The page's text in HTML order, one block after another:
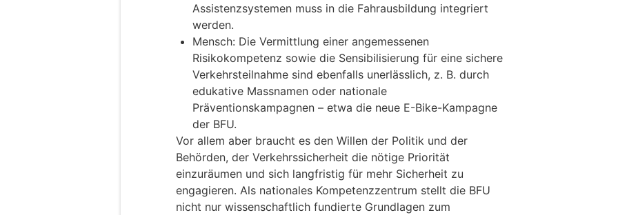
Assistenzsystemen muss in die Fahrausbildung integriert
werden.
Mensch: Die Vermittlung einer angemessenen
Risikokompetenz sowie die Sensibilisierung für eine sichere
Verkehrsteilnahme sind ebenfalls unerlässlich, z. B. durch
edukative Massnamen oder nationale
Präventionskampagnen – etwa die neue E-Bike-Kampagne
der BFU.
Vor allem aber braucht es den Willen der Politik und der
Behörden, der Verkehrssicherheit die nötige Priorität
einzuräumen und sich langfristig für mehr Sicherheit zu
engagieren. Als nationales Kompetenzzentrum stellt die BFU
nicht nur wissenschaftlich fundierte Grundlagen zum